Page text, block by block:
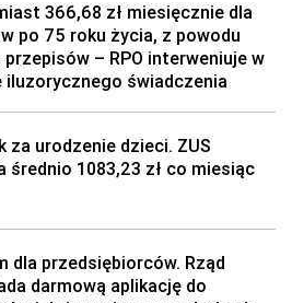
366,68 zł miesięcznie dla
po 75 roku życia, z powodu
przepisów – RPO interweniuje w
iluzorycznego świadczenia
za urodzenie dzieci. ZUS
średnio 1083,23 zł co miesiąc
dla przedsiębiorców. Rząd
darmową aplikację do